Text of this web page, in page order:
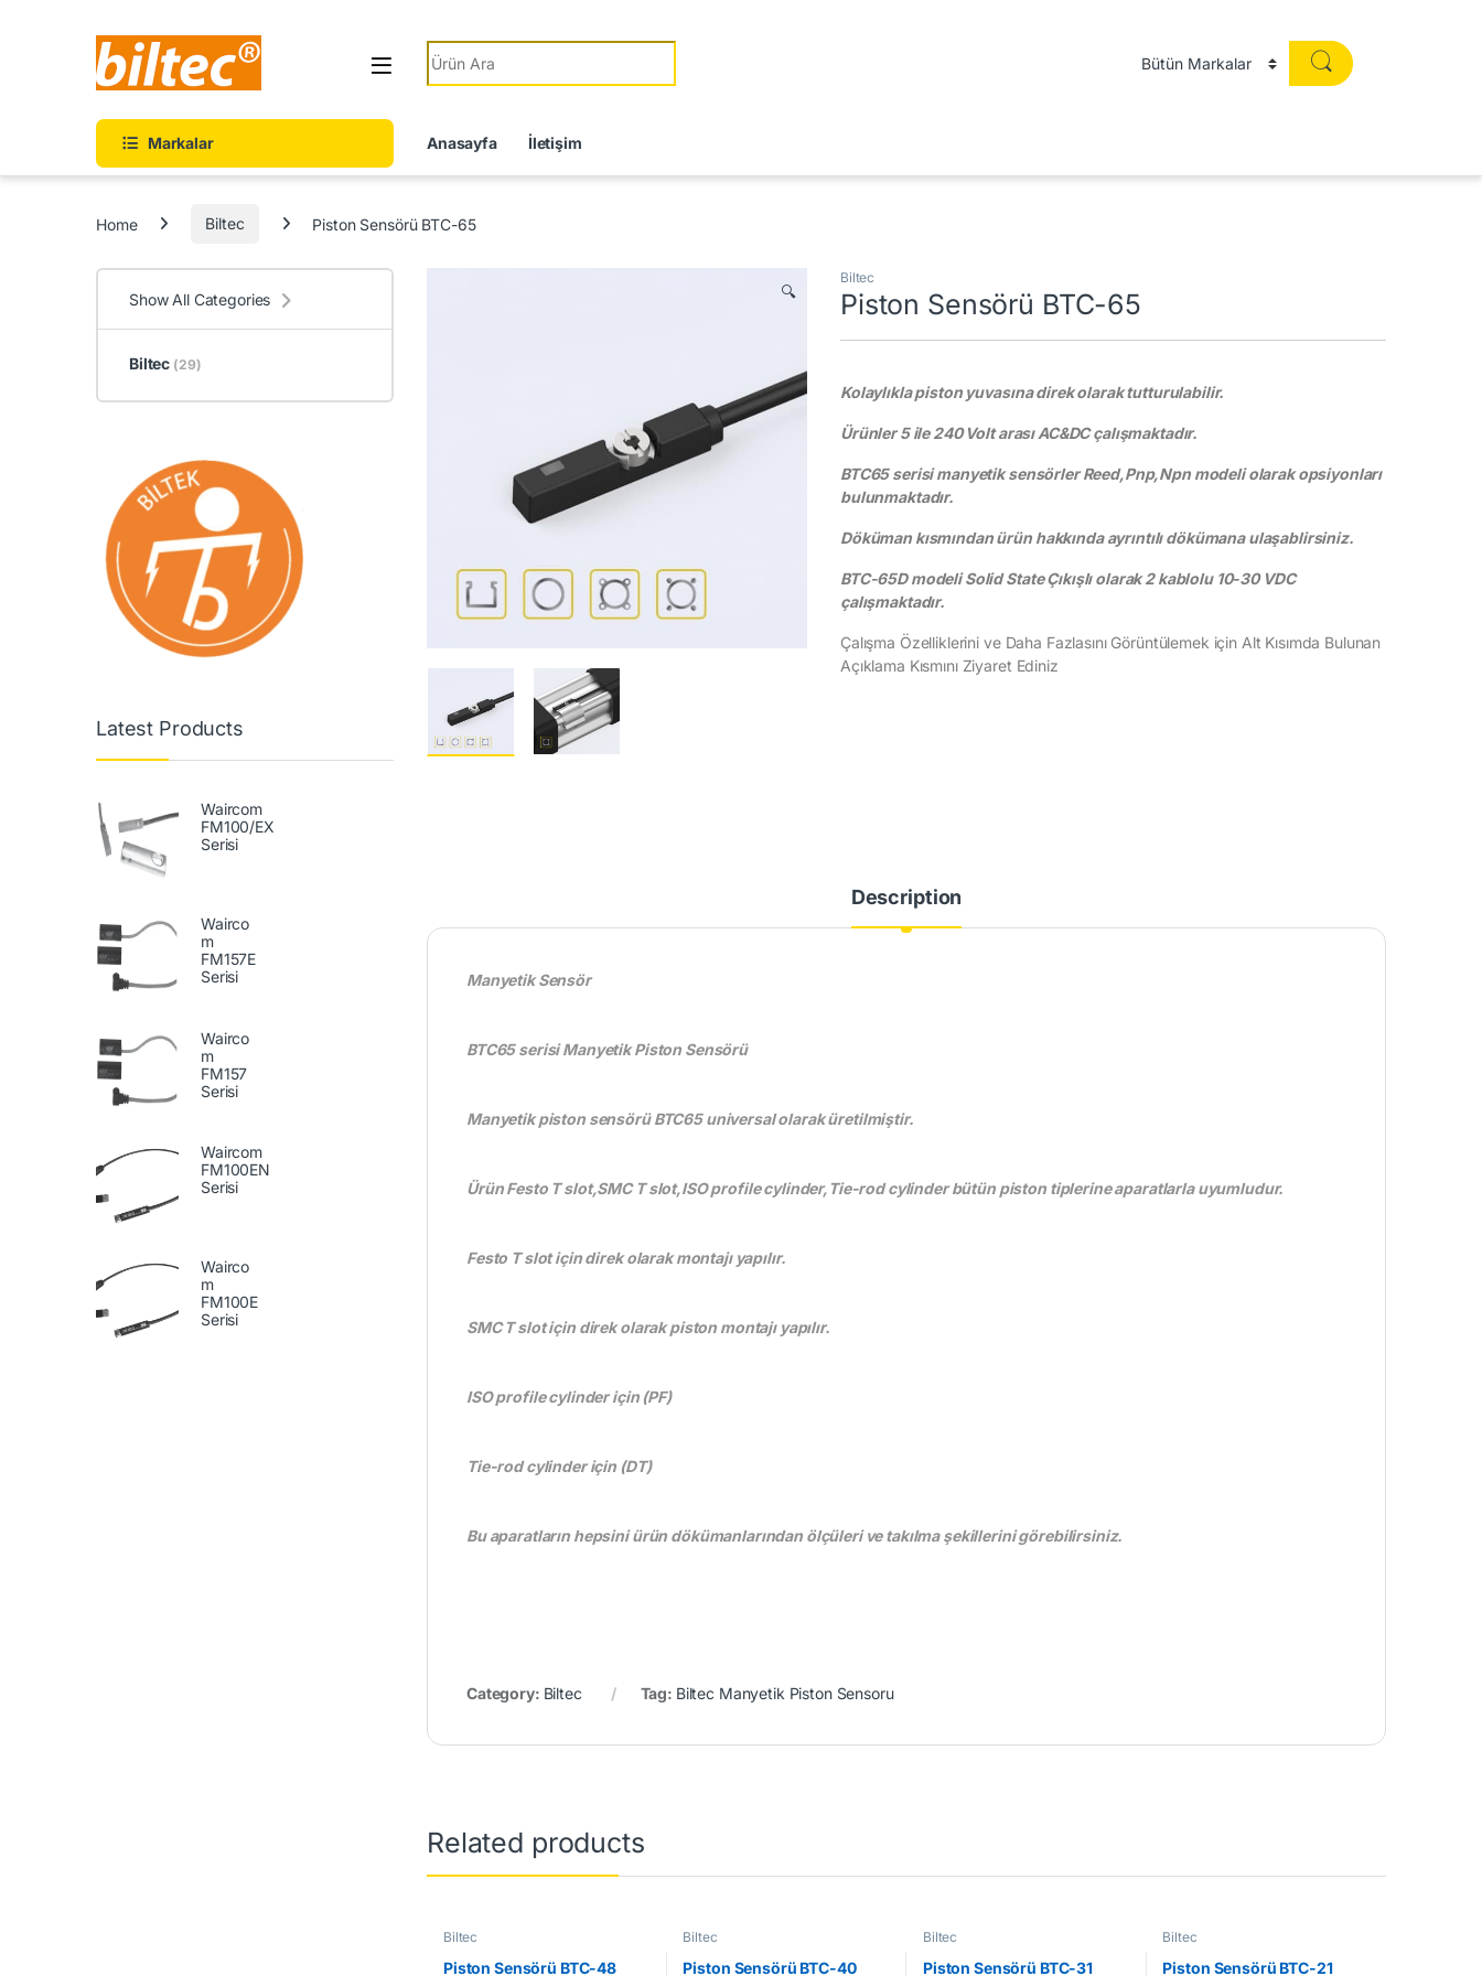
Search for:
Markalar Anasayfa İletişim
Home Biltec Piston Sensörü BTC-65
🔍
Biltec
Piston Sensörü BTC-65
Kolaylıkla piston yuvasına direk olarak tutturulabilir.
Ürünler 5 ile 240 Volt arası AC&DC çalışmaktadır.
BTC65 serisi manyetik sensörler Reed,Pnp,Npn modeli olarak opsiyonları
bulunmaktadır.
Döküman kısmından ürün hakkında ayrıntılı dökümana ulaşablirsiniz.
BTC-65D modeli Solid State Çıkışlı olarak 2 kablolu 10-30 VDC
çalışmaktadır.
Çalışma Özelliklerini ve Daha Fazlasını Görüntülemek için Alt Kısımda Bulunan
Açıklama Kısmını Ziyaret Ediniz
Description
Manyetik Sensör
BTC65 serisi Manyetik Piston Sensörü
Manyetik piston sensörü BTC65 universal olarak üretilmiştir.
Ürün Festo T slot,SMC T slot,ISO profile cylinder,Tie-rod cylinder bütün piston tiplerine aparatlarla uyumludur.
Festo T slot için direk olarak montajı yapılır.
SMC T slot için direk olarak piston montajı yapılır.
ISO profile cylinder için (PF)
Tie-rod cylinder için (DT)
Bu aparatların hepsini ürün dökümanlarından ölçüleri ve takılma şekillerini görebilirsiniz.
Category: Biltec Tag: Biltec Manyetik Piston Sensoru
Related products
Biltec
Piston Sensörü BTC-48
Biltec
Piston Sensörü BTC-40
Biltec
Piston Sensörü BTC-31
Biltec
Piston Sensörü BTC-21
Show All Categories
Biltec (29)
Latest Products
Waircom
FM100/EX
Serisi
Wairco
m
FM157E
Serisi
Wairco
m
FM157
Serisi
Waircom
FM100EN
Serisi
Wairco
m
FM100E
Serisi